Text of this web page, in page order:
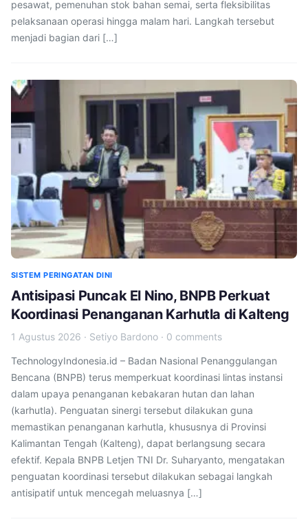
pesawat, pemenuhan stok bahan semai, serta fleksibilitas
pelaksanaan operasi hingga malam hari. Langkah tersebut
menjadi bagian dari […]
SISTEM PERINGATAN DINI
Antisipasi Puncak El Nino, BNPB Perkuat
Koordinasi Penanganan Karhutla di Kalteng
1 Agustus 2026 · Setiyo Bardono · 0 comments
TechnologyIndonesia.id – Badan Nasional Penanggulangan
Bencana (BNPB) terus memperkuat koordinasi lintas instansi
dalam upaya penanganan kebakaran hutan dan lahan
(karhutla). Penguatan sinergi tersebut dilakukan guna
memastikan penanganan karhutla, khususnya di Provinsi
Kalimantan Tengah (Kalteng), dapat berlangsung secara
efektif. Kepala BNPB Letjen TNI Dr. Suharyanto, mengatakan
penguatan koordinasi tersebut dilakukan sebagai langkah
antisipatif untuk mencegah meluasnya […]